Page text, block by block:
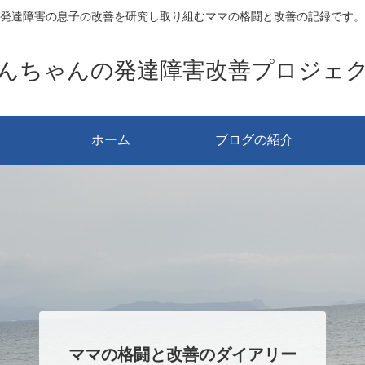
発達障害の息子の改善を研究し取り組むママの格闘と改善の記録です。
ちゃんの発達障害改善プロジェ
ホーム ブログの紹介
ママの格闘と改善のダイアリー